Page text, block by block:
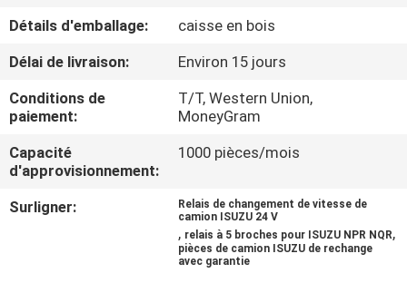
CONTRÔLE
DE
QUALITÉ
CONTACTEZ-
NOUS
Détails d'emballage:
caisse en bois
Délai de livraison:
Environ 15 jours
Conditions de
paiement:
T/T, Western Union,
MoneyGram
Capacité
d'approvisionnement:
1000 pièces/mois
Surligner:
Relais de changement de vitesse de
camion ISUZU 24 V
, relais à 5 broches pour ISUZU NPR NQR,
pièces de camion ISUZU de rechange
avec garantie